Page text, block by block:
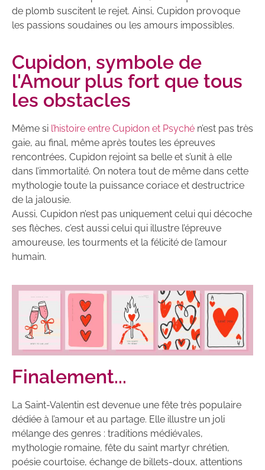
de plomb suscitent le rejet. Ainsi, Cupidon provoque
les passions soudaines ou les amours impossibles.
Cupidon, symbole de
l'Amour plus fort que tous
les obstacles
Même si l’histoire entre Cupidon et Psyché n’est pas très
gaie, au final, même après toutes les épreuves
rencontrées, Cupidon rejoint sa belle et s’unit à elle
dans l’immortalité. On notera tout de même dans cette
mythologie toute la puissance coriace et destructrice
de la jalousie.
Aussi, Cupidon n’est pas uniquement celui qui décoche
ses flèches, c’est aussi celui qui illustre l’épreuve
amoureuse, les tourments et la félicité de l’amour
humain.
Finalement...
La Saint-Valentin est devenue une fête très populaire
dédiée à l’amour et au partage. Elle illustre un joli
mélange des genres : traditions médiévales,
mythologie romaine, fête du saint martyr chrétien,
poésie courtoise, échange de billets-doux, attentions